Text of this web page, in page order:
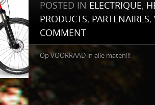
POSTED IN ELECTRIQUE,
PRODUCTS, PARTENAIRES,
COMMENT
Op VOORRAAD in alle maten!!!